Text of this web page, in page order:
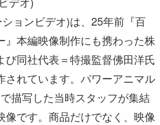
同社代表＝特撮監督佛田洋氏
されています。パワーアニマル
描写した当時スタッフが集結
像です。商品だけでなく、映像
目指す今回の取り組みにご期